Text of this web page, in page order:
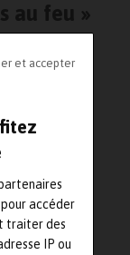
et accepter
accéder
traiter des
IP ou
au feu »
signe un
le Cerah en
roulants